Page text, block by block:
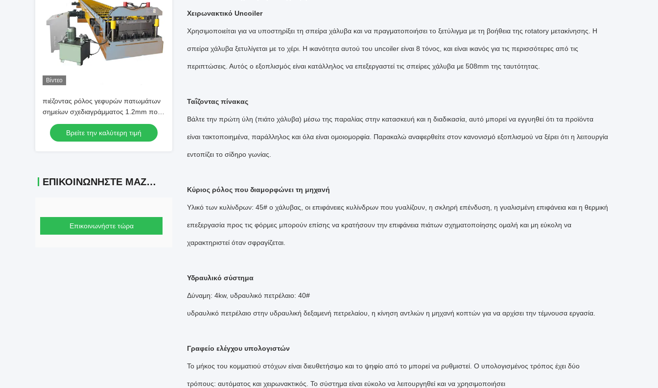
Βίντεο
πιέζοντας ρόλος γεφυρών πατωμάτων
σημείων σχεδιαγράμματος 1.2mm που
διαμορφώνει τη μηχανή
Βρείτε την καλύτερη τιμή
ΕΠΙΚΟΙΝΩΝΉΣΤΕ ΜΑΖΊ ΜΑΣ
Επικοινωνήστε τώρα
Χειρωνακτικό Uncoiler
Χρησιμοποιείται για να υποστηρίξει τη σπείρα χάλυβα και να πραγματοποιήσει το ξετύλιγμα με τη βοήθεια της rotatory μετακίνησης. Η
σπείρα χάλυβα ξετυλίγεται με το χέρι. Η ικανότητα αυτού του uncoiler είναι 8 τόνος, και είναι ικανός για τις περισσότερες από τις
περιπτώσεις. Αυτός ο εξοπλισμός είναι κατάλληλος να επεξεργαστεί τις σπείρες χάλυβα με 508mm της ταυτότητας.
Ταΐζοντας πίνακας
Βάλτε την πρώτη ύλη (πιάτο χάλυβα) μέσω της παραλίας στην κατασκευή και η διαδικασία, αυτό μπορεί να εγγυηθεί ότι τα προϊόντα
είναι τακτοποιημένα, παράλληλος και όλα είναι ομοιομορφία. Παρακαλώ αναφερθείτε στον κανονισμό εξοπλισμού να ξέρει ότι η λειτουργία
εντοπίζει το σίδηρο γωνίας.
Κύριος ρόλος που διαμορφώνει τη μηχανή
Υλικό των κυλίνδρων: 45# ο χάλυβας, οι επιφάνειες κυλίνδρων που γυαλίζουν, η σκληρή επένδυση, η γυαλισμένη επιφάνεια και η θερμική
επεξεργασία προς τις φόρμες μπορούν επίσης να κρατήσουν την επιφάνεια πιάτων σχηματοποίησης ομαλή και μη εύκολη να
χαρακτηριστεί όταν σφραγίζεται.
Υδραυλικό σύστημα
Δύναμη: 4kw, υδραυλικό πετρέλαιο: 40#
υδραυλικό πετρέλαιο στην υδραυλική δεξαμενή πετρελαίου, η κίνηση αντλιών η μηχανή κοπτών για να αρχίσει την τέμνουσα εργασία.
Γραφείο ελέγχου υπολογιστών
Το μήκος του κομματιού στόχων είναι διευθετήσιμο και το ψηφίο από το μπορεί να ρυθμιστεί. Ο υπολογισμένος τρόπος έχει δύο
τρόπους: αυτόματος και χειρωνακτικός. Το σύστημα είναι εύκολο να λειτουργηθεί και να χρησιμοποιήσει